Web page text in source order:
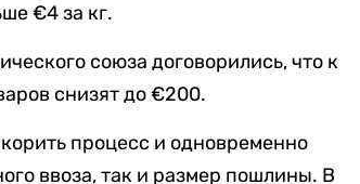
€4 за кг.
союза договорились, что к
снизят до €200.
процесс и одновременно
ввоза, так и размер пошлины. В